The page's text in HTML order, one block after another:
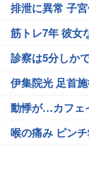
排泄に異常 子
筋トレ7年 彼女
診察は5分しか
伊集院光 足首
動悸が…カフェ
喉の痛み ピン